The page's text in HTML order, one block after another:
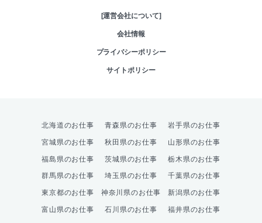
[運営会社について]
会社情報
プライバシーポリシー
サイトポリシー
北海道のお仕事 青森県のお仕事 岩手県のお仕事
宮城県のお仕事 秋田県のお仕事 山形県のお仕事
福島県のお仕事 茨城県のお仕事 栃木県のお仕事
群馬県のお仕事 埼玉県のお仕事 千葉県のお仕事
東京都のお仕事 神奈川県のお仕事 新潟県のお仕事
富山県のお仕事 石川県のお仕事 福井県のお仕事